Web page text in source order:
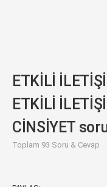
ETKİLİ
ETKİLİ
CİNSİYET
Toplam 93 Soru & Cevap